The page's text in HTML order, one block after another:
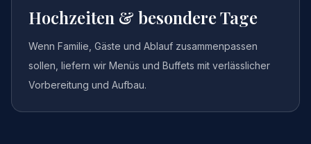
Hochzeiten & besondere Tage
Wenn Familie, Gäste und Ablauf zusammenpassen
sollen, liefern wir Menüs und Buffets mit verlässlicher
Vorbereitung und Aufbau.